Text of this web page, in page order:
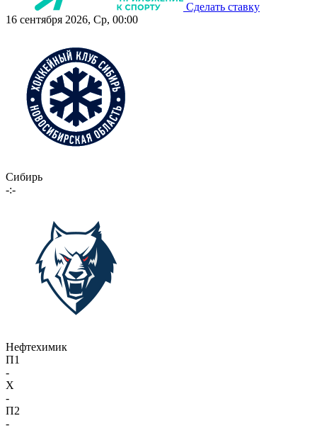
Сделать ставку
16 сентября 2026, Ср, 00:00
Сибирь
-:-
Нефтехимик
П1
-
X
-
П2
-